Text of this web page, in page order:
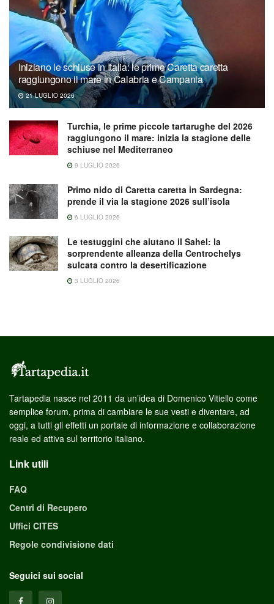
Iniziano le schiuse in Italia: le prime Caretta caretta
raggiungono il mare in Calabria e Campania
21 LUGLIO 2026
Turchia, le prime piccole tartarughe del 2026
raggiungono il mare: inizia la stagione delle
schiuse nel Mediterraneo
9 LUGLIO 2026
Primo nido di Caretta caretta in Sardegna:
prende il via la stagione 2026 sull’isola
6 LUGLIO 2026
Le testuggini che aiutano il Sahel: la
sorprendente alleanza della Centrochelys
sulcata contro la desertificazione
3 LUGLIO 2026
Tartapedia nasce nel 2011 da un’idea di Domenico Vitiello come
semplice forum, prima di cambiare le sue vesti e diventare, ad
oggi, a tutti gli effetti un portale di informazione e collaborazione
reale ed attiva sul territorio italiano.
Link utili
FAQ
Centri di Recupero
Uffici CITES
Regole condivisione dati
Seguici sui social